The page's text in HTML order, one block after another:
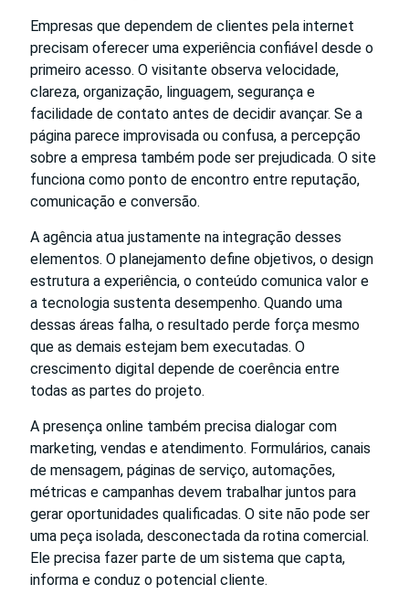
Empresas que dependem de clientes pela internet
precisam oferecer uma experiência confiável desde o
primeiro acesso. O visitante observa velocidade,
clareza, organização, linguagem, segurança e
facilidade de contato antes de decidir avançar. Se a
página parece improvisada ou confusa, a percepção
sobre a empresa também pode ser prejudicada. O site
funciona como ponto de encontro entre reputação,
comunicação e conversão.
A agência atua justamente na integração desses
elementos. O planejamento define objetivos, o design
estrutura a experiência, o conteúdo comunica valor e
a tecnologia sustenta desempenho. Quando uma
dessas áreas falha, o resultado perde força mesmo
que as demais estejam bem executadas. O
crescimento digital depende de coerência entre
todas as partes do projeto.
A presença online também precisa dialogar com
marketing, vendas e atendimento. Formulários, canais
de mensagem, páginas de serviço, automações,
métricas e campanhas devem trabalhar juntos para
gerar oportunidades qualificadas. O site não pode ser
uma peça isolada, desconectada da rotina comercial.
Ele precisa fazer parte de um sistema que capta,
informa e conduz o potencial cliente.